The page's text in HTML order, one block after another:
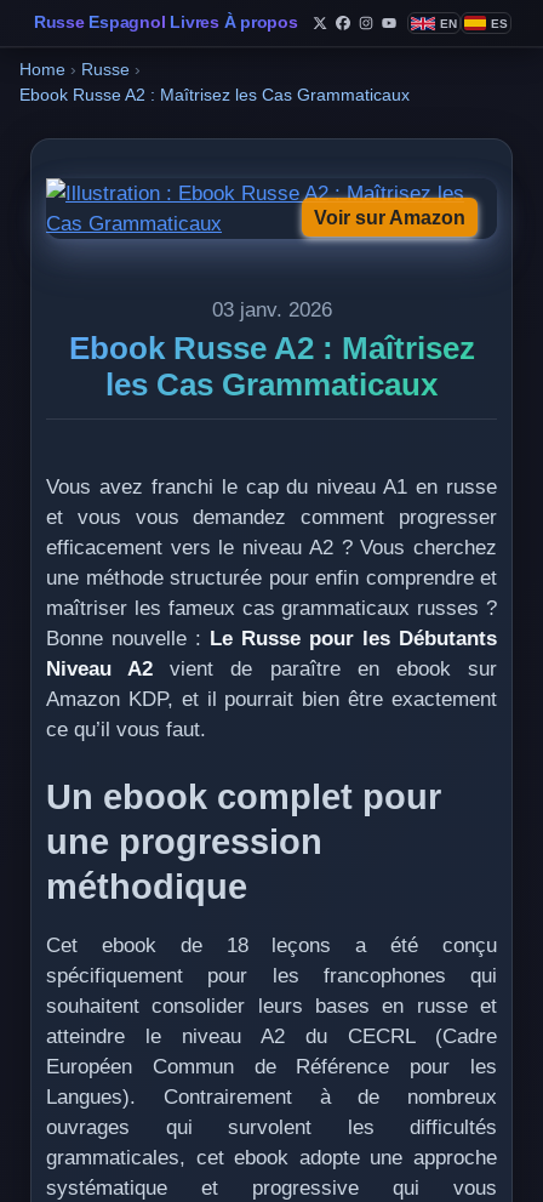
Russe Espagnol Livres À propos
Follow Philippe de Foy
Follow Philippe de
Follow Philippe de
Follow Philippe
EN ES
Home › Russe ›
Ebook Russe A2 : Maîtrisez les Cas Grammaticaux
Voir sur Amazon
03 janv. 2026
Ebook Russe A2 : Maîtrisez
les Cas Grammaticaux
Vous avez franchi le cap du niveau A1 en russe
et vous vous demandez comment progresser
efficacement vers le niveau A2 ? Vous cherchez
une méthode structurée pour enfin comprendre et
maîtriser les fameux cas grammaticaux russes ?
Bonne nouvelle : Le Russe pour les Débutants
Niveau A2 vient de paraître en ebook sur
Amazon KDP, et il pourrait bien être exactement
ce qu’il vous faut.
Un ebook complet pour
une progression
méthodique
Cet ebook de 18 leçons a été conçu
spécifiquement pour les francophones qui
souhaitent consolider leurs bases en russe et
atteindre le niveau A2 du CECRL (Cadre
Européen Commun de Référence pour les
Langues). Contrairement à de nombreux
ouvrages qui survolent les difficultés
grammaticales, cet ebook adopte une approche
systématique et progressive qui vous